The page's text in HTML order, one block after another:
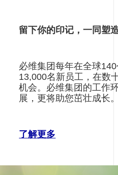
留下你的印记，一同塑
必维集团每年在全球
13,000名新员工，在数
机会。必维集团的工作
展，更将助您茁壮成长。
了解更多